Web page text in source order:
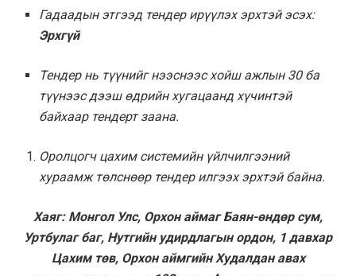
Гадаадын этгээд тендер ирүүлэх эрхтэй эсэх:
Эрхгүй
Тендер нь түүнийг нээснээс хойш ажлын 30 ба
түүнээс дээш өдрийн хугацаанд хүчинтэй
байхаар тендерт заана.
Оролцогч цахим системийн үйлчилгээний
хураамж төлснөөр тендер илгээх эрхтэй байна.
Хаяг: Монгол Улс, Орхон аймаг Баян-өндөр сум,
Уртбулаг баг, Нутгийн удирдлагын ордон, 1 давхар
Цахим төв, Орхон аймгийн Худалдан авах